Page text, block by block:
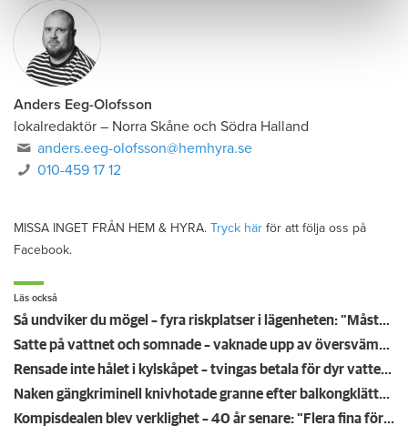
Anders Eeg-Olofsson
lokalredaktör – Norra Skåne och Södra Halland
anders.eeg-olofsson@hemhyra.se
010-459 17 12
MISSA INGET FRÅN HEM & HYRA. Tryck här för att följa oss på
Facebook.
Läs också
Så undviker du mögel – fyra riskplatser i lägenheten: ”Måste städa bort”
Satte på vattnet och somnade – vaknade upp av översvämning hos grannen
Rensade inte hålet i kylskåpet – tvingas betala för dyr vattenskada
Naken gängkriminell knivhotade granne efter balkongklättring
Kompisdealen blev verklighet – 40 år senare: "Flera fina fördelar med att dela bostad"